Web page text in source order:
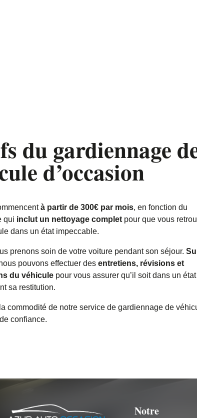
du gardiennage
d’occasion
à partir de 300€ par mois, en fonction du
qui inclut un nettoyage complet pour que vous
dans un état impeccable.
prenons soin de votre voiture pendant son séjour.
pouvons effectuer des entretiens, révisions et
du véhicule pour vous assurer qu’il soit dans un état
sa restitution.
commodité de notre service de gardiennage de
confiance.
Notre